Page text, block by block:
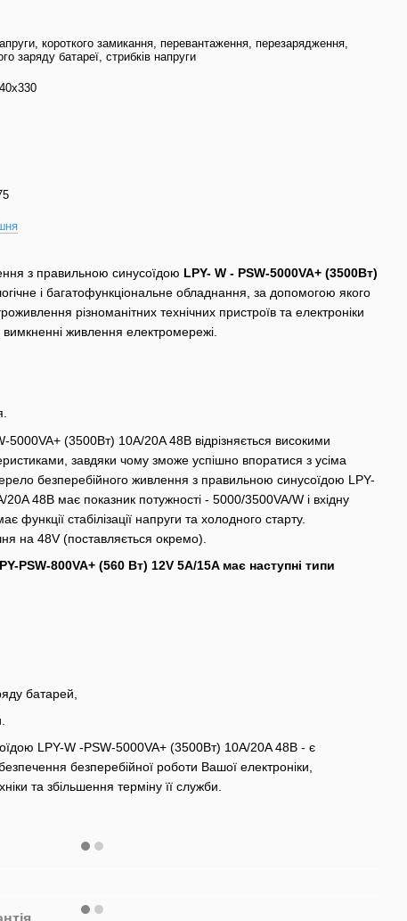
короткого замикання, перевантаження, перезарядження,
заряду батареї, стрибків напруги
з правильною синусоїдою LPY- W - PSW-5000VA+ (3500Вт)
і багатофункціональне обладнання, за допомогою якого
різноманітних технічних пристроїв та електроніки
живлення електромережі.
(3500Вт) 10A/20A 48В відрізняється високими
завдяки чому зможе успішно впоратися з усіма
безперебійного живлення з правильною синусоїдою LPY-
48В має показник потужності - 5000/3500VA/W і вхідну
функції стабілізації напруги та холодного старту.
на 48V (поставляється окремо).
PSW-800VA+ (560 Вт) 12V 5A/15A має наступні типи
батарей,
LPY-W -PSW-5000VA+ (3500Вт) 10A/20A 48В - є
безперебійної роботи Вашої електроніки,
та збільшення терміну її служби.